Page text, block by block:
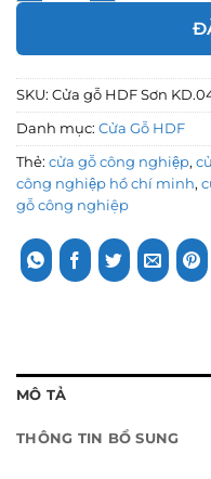
SKU: Cửa gỗ HDF Sơn
Danh mục: Cửa Gỗ HDF
Thẻ: cửa gỗ công nghiệp,
công nghiệp hồ chí minh,
gỗ công nghiệp
MÔ TẢ
THÔNG TIN BỔ SUNG